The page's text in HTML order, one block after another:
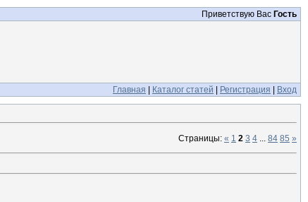
Приветствую Вас Гость
Главная Каталог статей Регистрация Вход
Страницы: « 1 2 3 4 ... 84 85 »